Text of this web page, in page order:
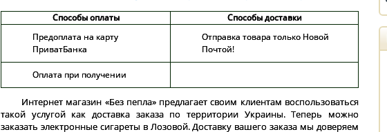
Способы оплаты
Способы доставки
Предоплата на карту
ПриватБанка
Отправка товара только Новой
Почтой!
Оплата при получении
Интернет магазин «Без пепла» предлагает своим клиентам воспользоваться
такой услугой как доставка заказа по территории Украины. Теперь можно
заказать электронные сигареты в Лозовой. Доставку вашего заказа мы доверяем